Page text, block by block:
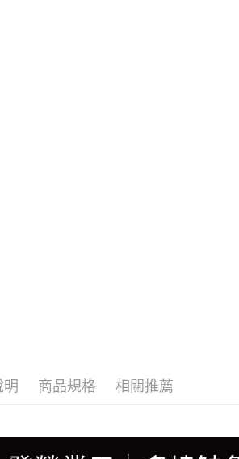
明 商品規格 相關推薦